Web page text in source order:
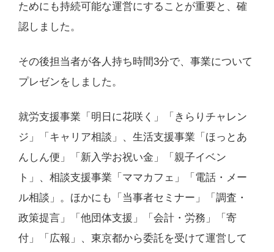
ためにも持続可能な運営にすることが重要と、確
認しました。
その後担当者が各人持ち時間3分で、事業について
プレゼンをしました。
就労支援事業「明日に花咲く」「きらりチャレン
ジ」「キャリア相談」、生活支援事業「ほっとあ
んしん便」「新入学お祝い金」「親子イベン
ト」、相談支援事業「ママカフェ」「電話・メー
ル相談」。ほかにも「当事者セミナー」「調査・
政策提言」「他団体支援」「会計・労務」「寄
付」「広報」、東京都から委託を受けて運営して